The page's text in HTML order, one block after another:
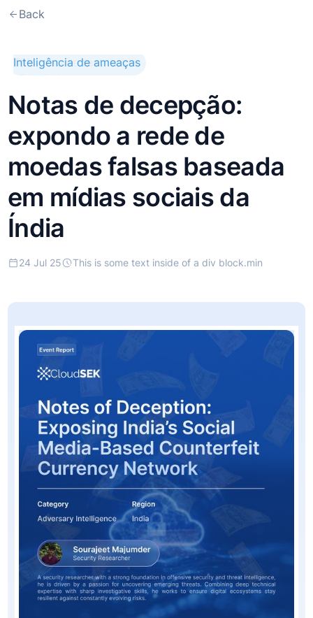
Back
This is some text inside
Inteligência de ameaças
Notas de decepção:
expondo a rede de
moedas falsas baseada
em mídias sociais da
Índia
24 Jul 25 This is some text inside of a div block.min